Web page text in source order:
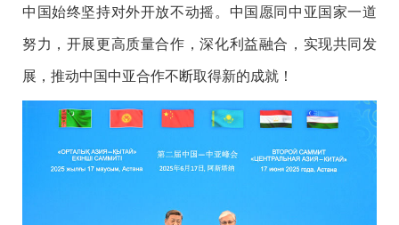
中国始终坚持对外开放不动摇。中国愿同中亚国家一道
努力，开展更高质量合作，深化利益融合，实现共同发
展，推动中国中亚合作不断取得新的成就！